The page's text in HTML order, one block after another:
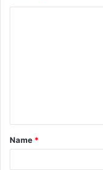
t
*
Name *